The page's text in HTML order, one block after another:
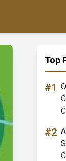
Top
#1
#2